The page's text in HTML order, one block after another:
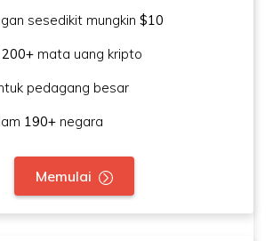
sesedikit mungkin$10
200+ mata uang kripto
pedagang besar
190+ negara
Memulai